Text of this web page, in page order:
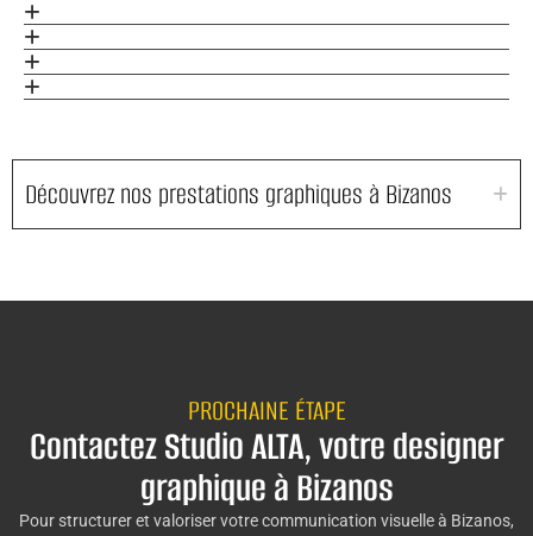
Découvrez nos prestations graphiques à Bizanos
PROCHAINE ÉTAPE
Contactez Studio ALTA, votre designer
graphique à Bizanos
Pour structurer et valoriser votre communication visuelle à Bizanos,